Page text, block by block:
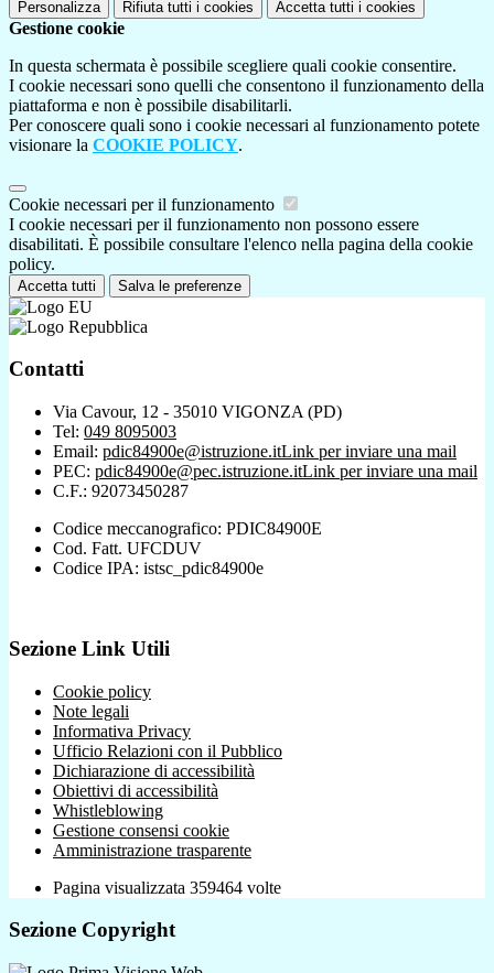
Personalizza Rifiuta tutti i cookies Accetta tutti i cookies
Gestione cookie
In questa schermata è possibile scegliere quali cookie consentire.
I cookie necessari sono quelli che consentono il funzionamento della
piattaforma e non è possibile disabilitarli.
Per conoscere quali sono i cookie necessari al funzionamento potete
visionare la COOKIE POLICY.
Cookie necessari per il funzionamento
I cookie necessari per il funzionamento non possono essere
disabilitati. È possibile consultare l'elenco nella pagina della cookie
policy.
Accetta tutti Salva le preferenze
Contatti
Via Cavour, 12 - 35010 VIGONZA (PD)
Tel: 049 8095003
Email: pdic84900e@istruzione.itLink per inviare una mail
PEC: pdic84900e@pec.istruzione.itLink per inviare una mail
C.F.: 92073450287
Codice meccanografico: PDIC84900E
Cod. Fatt. UFCDUV
Codice IPA: istsc_pdic84900e
Sezione Link Utili
Cookie policy
Note legali
Informativa Privacy
Ufficio Relazioni con il Pubblico
Dichiarazione di accessibilità
Obiettivi di accessibilità
Whistleblowing
Gestione consensi cookie
Amministrazione trasparente
Pagina visualizzata 359464 volte
Sezione Copyright